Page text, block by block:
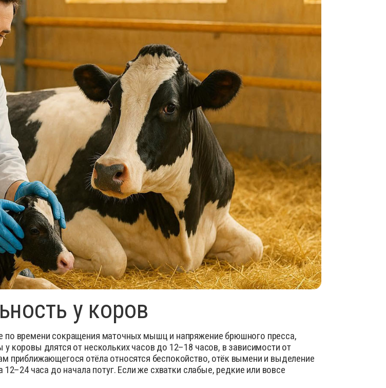
Инсектицид
Инструменты для усмирения животных
Кормовые добавки для сельскохозяйственных животных
Перчатки
введения
Препараты для лечения болезней ЖКТ
эндометрита
Препараты для наружного применения: присыпки, мази,
спреи
Противовоспалительные, НПВС
вет
препараты
Расходные материалы
Спреи для животных
Средство для вымени
Товары для искусственного осеменения
препаратыдля животных Уход за шкурой животных
у коров
по времени сокращения маточных мышц и напряжение брюшного пресса,
коровы длятся от нескольких часов до 12–18 часов, в зависимости от
приближающегося отёла относятся беспокойство, отёк вымени и выделение
часа до начала потуг. Если же схватки слабые, редкие или вовсе